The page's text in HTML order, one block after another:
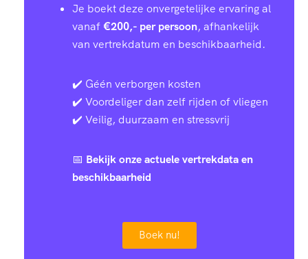
Je boekt deze onvergetelijke ervaring al
vanaf€200,- per persoon, afhankelijk
van vertrekdatum en beschikbaarheid.
✔️ Géén verborgen kosten
✔️ Voordeliger dan zelf rijden of vliegen
✔️ Veilig, duurzaam en stressvrij
📅 Bekijk onze actuele vertrekdata en
beschikbaarheid
Boek nu!